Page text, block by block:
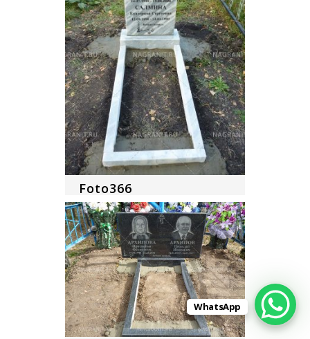
Foto366
WhatsApp